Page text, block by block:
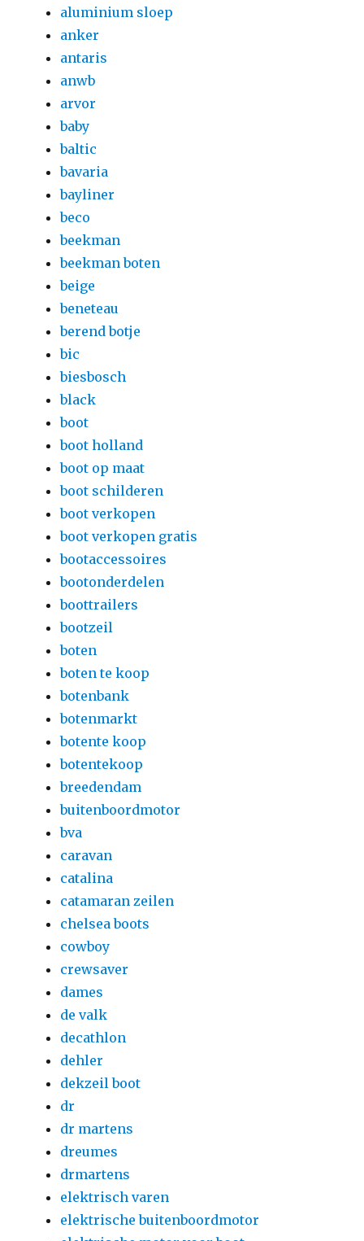
aluminium sloep
anker
antaris
anwb
arvor
baby
baltic
bavaria
bayliner
beco
beekman
beekman boten
beige
beneteau
berend botje
bic
biesbosch
black
boot
boot holland
boot op maat
boot schilderen
boot verkopen
boot verkopen gratis
bootaccessoires
bootonderdelen
boottrailers
bootzeil
boten
boten te koop
botenbank
botenmarkt
botente koop
botentekoop
breedendam
buitenboordmotor
bva
caravan
catalina
catamaran zeilen
chelsea boots
cowboy
crewsaver
dames
de valk
decathlon
dehler
dekzeil boot
dr
dr martens
dreumes
drmartens
elektrisch varen
elektrische buitenboordmotor